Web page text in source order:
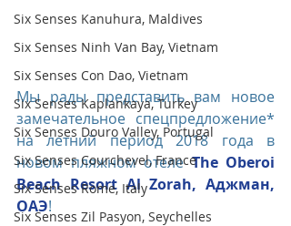
Six Senses Kanuhura, Maldives
Six Senses Ninh Van Bay, Vietnam
Six Senses Con Dao, Vietnam
Six Senses Kaplankaya, Turkey
Six Senses Douro Valley, Portugal
Six Senses Courchevel, France
Six Senses Rome, Italy
Six Senses Zil Pasyon, Seychelles
Мы рады представить вам новое
замечательное спецпредложение*
на летний период 2018 года в
новом пляжном отеле The Oberoi
Beach Resort Al Zorah, Аджман,
ОАЭ!